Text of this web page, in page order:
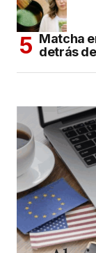
Matcha
detrás